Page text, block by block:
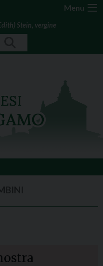
Menu
Stein, vergine